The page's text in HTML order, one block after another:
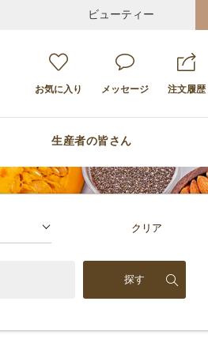
ビューティー
お気に入り メッセージ 注文履歴
生産者の皆さん
クリア